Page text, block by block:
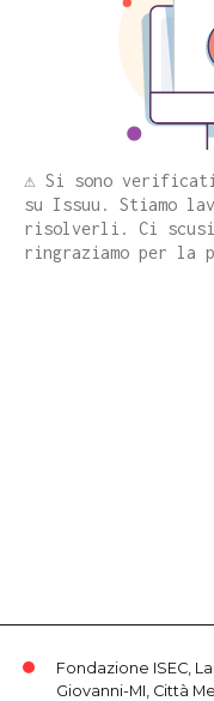
⚠️ Si sono
su Issuu. Stiamo
risolverli. Ci
ringraziamo per la
Fondazione ISEC,
Giovanni-MI, Città